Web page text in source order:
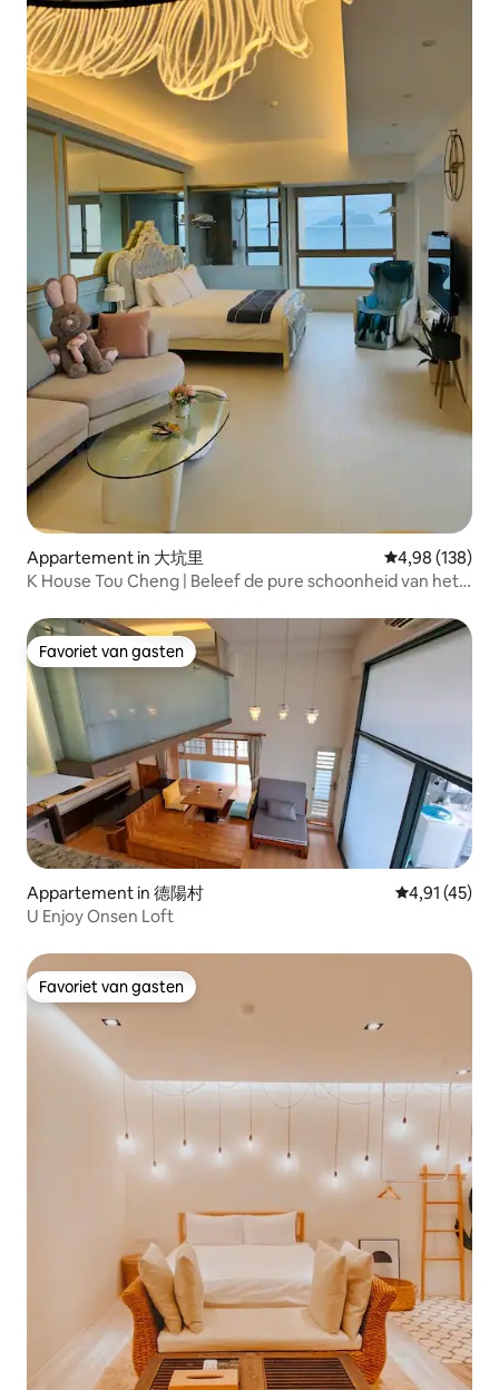
Appartement in 大坑里 Gemiddelde
4,98 (138)
K House Tou Cheng | Beleef de pure schoonheid van het
Favoriet van gasten
Favoriet van gasten
Appartement in 德陽村 Gemiddelde
4,91 (45)
U Enjoy Onsen Loft
Favoriet van gasten
Favoriet van gasten